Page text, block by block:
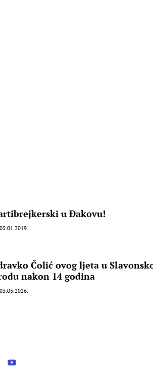
u Đakovu!
05.01.2019.
Čolić ovog ljeta u
nakon 14 godina
03.03.2026.